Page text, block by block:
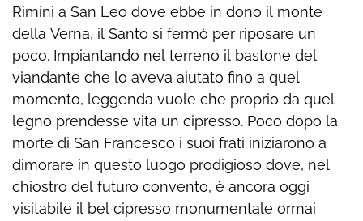
Rimini a San Leo dove ebbe in dono il monte
della Verna, il Santo si fermò per riposare un
poco. Impiantando nel terreno il bastone del
viandante che lo aveva aiutato fino a quel
momento, leggenda vuole che proprio da quel
legno prendesse vita un cipresso. Poco dopo la
morte di San Francesco i suoi frati iniziarono a
dimorare in questo luogo prodigioso dove, nel
chiostro del futuro convento, è ancora oggi
visitabile il bel cipresso monumentale ormai